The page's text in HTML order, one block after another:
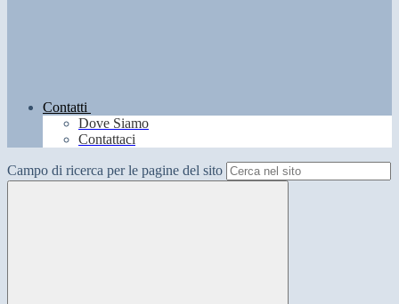
Contatti
Dove Siamo
Contattaci
Campo di ricerca per le pagine del sito